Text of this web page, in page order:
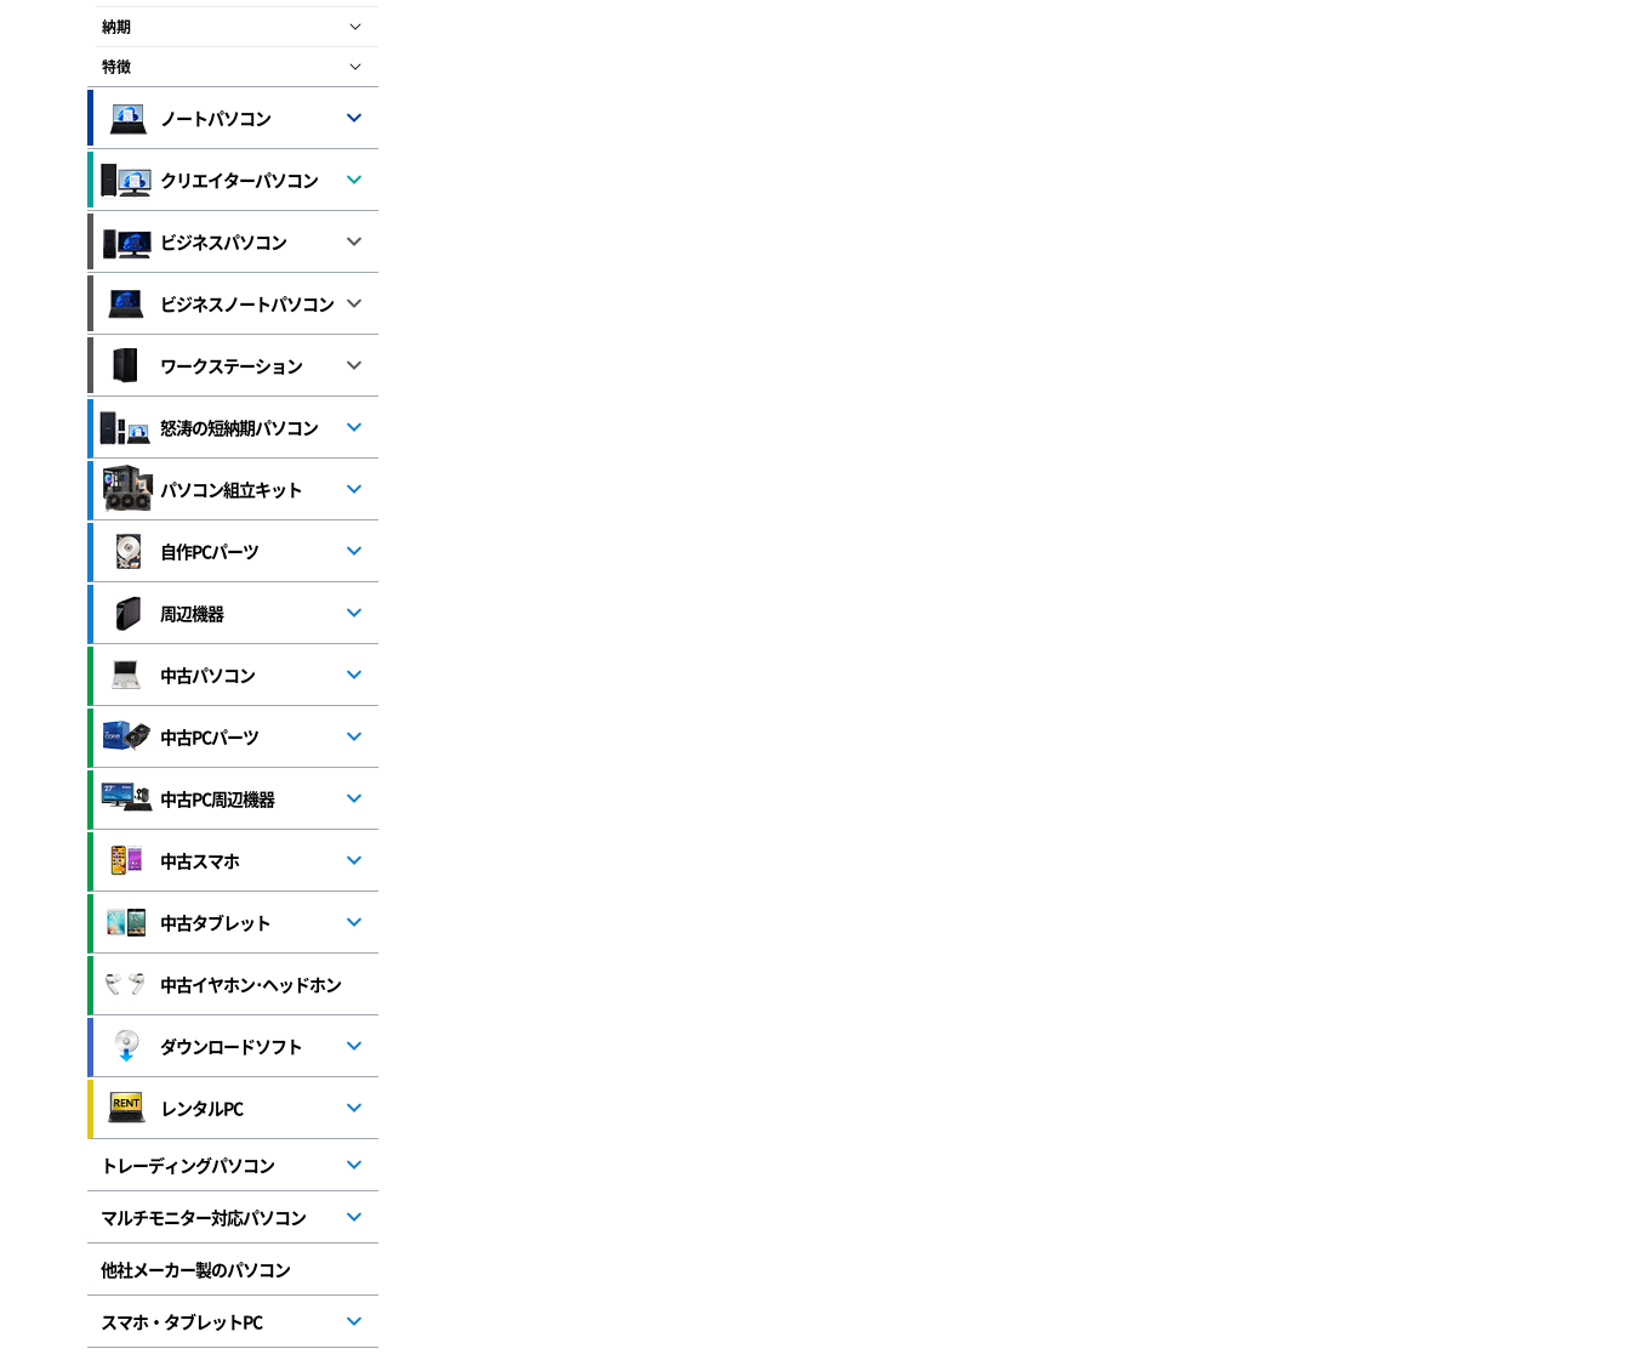
納期
特徴
ノートパソコン
クリエイターパソコン
ビジネスパソコン
ビジネスノートパソコン
ワークステーション
怒涛の短納期パソコン
パソコン組立キット
自作PCパーツ
周辺機器
中古パソコン
中古PCパーツ
中古PC周辺機器
中古スマホ
中古タブレット
中古イヤホン･ヘッドホン
ダウンロードソフト
レンタルPC
トレーディングパソコン
マルチモニター対応パソコン
他社メーカー製のパソコン
スマホ・タブレットPC